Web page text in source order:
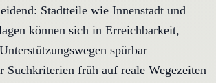
Stadtteile wie Innenstadt und
können sich in Erreichbarkeit,
spürbar
Suchkriterien früh auf reale Wegezeiten